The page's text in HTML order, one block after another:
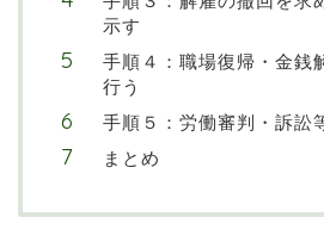
示す
手順４：職場復帰・金銭
行う
手順５：労働審判・訴訟
まとめ